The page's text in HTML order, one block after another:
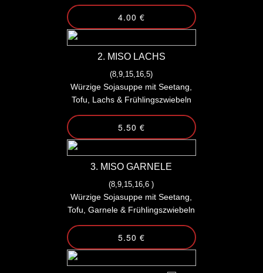
ALKOHOLISCHE GETRÄNKE
4.00 €
2. MISO LACHS
(8,9,15,16,5)
Würzige Sojasuppe mit Seetang,
Tofu, Lachs & Frühlingszwiebeln
5.50 €
3. MISO GARNELE
(8,9,15,16,6 )
Würzige Sojasuppe mit Seetang,
Tofu, Garnele & Frühlingszwiebeln
5.50 €